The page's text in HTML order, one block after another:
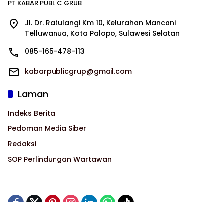
PT KABAR PUBLIC GRUB
Jl. Dr. Ratulangi Km 10, Kelurahan Mancani
Telluwanua, Kota Palopo, Sulawesi Selatan
085-165-478-113
kabarpublicgrup@gmail.com
Laman
Indeks Berita
Pedoman Media Siber
Redaksi
SOP Perlindungan Wartawan